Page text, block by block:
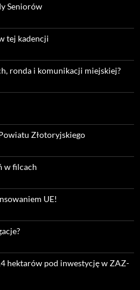
Seniorów
tej kadencji
ronda i komunikacji miejskiej?
Złotoryjskiego
w filcach
UE!
hektarów pod inwestycję w ZAZ-